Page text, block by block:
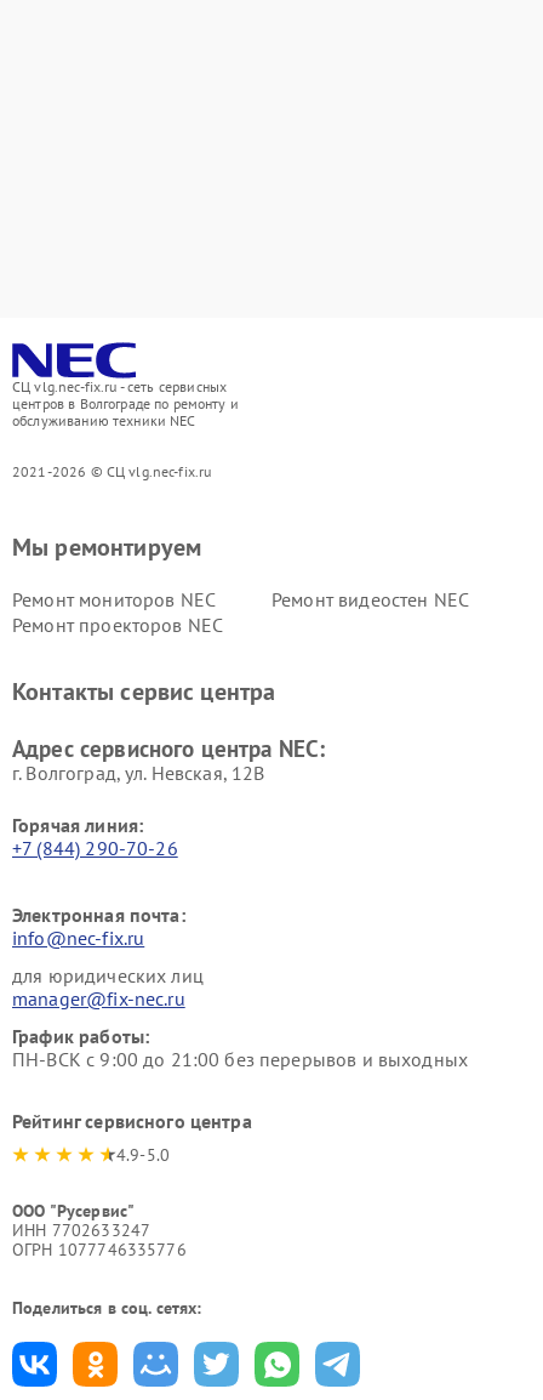
СЦ vlg.nec-fix.ru - сеть сервисных
центров в Волгограде по ремонту и
обслуживанию техники NEC
2021-2026 © СЦ vlg.nec-fix.ru
Мы ремонтируем
Ремонт мониторов NEC
Ремонт видеостен NEC
Ремонт проекторов NEC
Контакты сервис центра
Адрес сервисного центра NEC:
г. Волгоград, ул. Невская, 12В
Горячая линия:
+7 (844) 290-70-26
Электронная почта:
info@nec-fix.ru
для юридических лиц
manager@fix-nec.ru
График работы:
ПН-ВСК с 9:00 до 21:00 без перерывов и выходных
Рейтинг сервисного центра
4.9-5.0
ООО "Русервис"
ИНН 7702633247
ОГРН 1077746335776
Поделиться в соц. сетях: